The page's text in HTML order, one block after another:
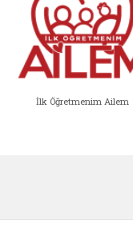
İlk Öğretmenim Ailem